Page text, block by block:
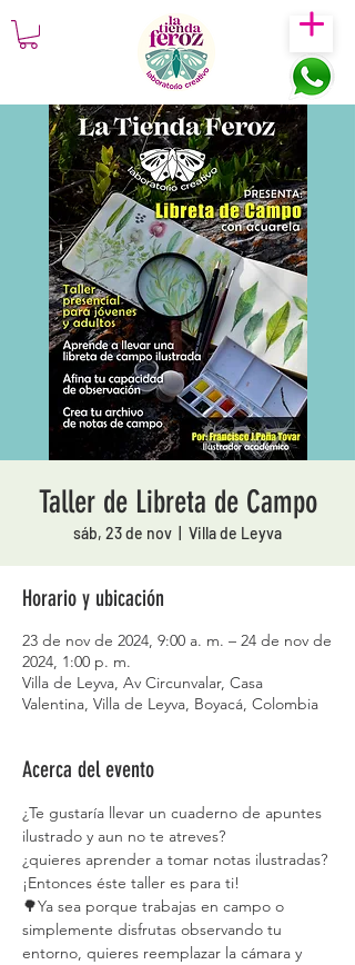
Taller de Libreta de Campo
sáb, 23 de nov Villa de Leyva
Horario y ubicación
23 de nov de 2024, 9:00 a. m. – 24 de nov de
2024, 1:00 p. m.
Villa de Leyva, Av Circunvalar, Casa
Valentina, Villa de Leyva, Boyacá, Colombia
Acerca del evento
¿Te gustaría llevar un cuaderno de apuntes
ilustrado y aun no te atreves?
¿quieres aprender a tomar notas ilustradas?
¡Entonces éste taller es para ti!
🌳Ya sea porque trabajas en campo o
simplemente disfrutas observando tu
entorno, quieres reemplazar la cámara y